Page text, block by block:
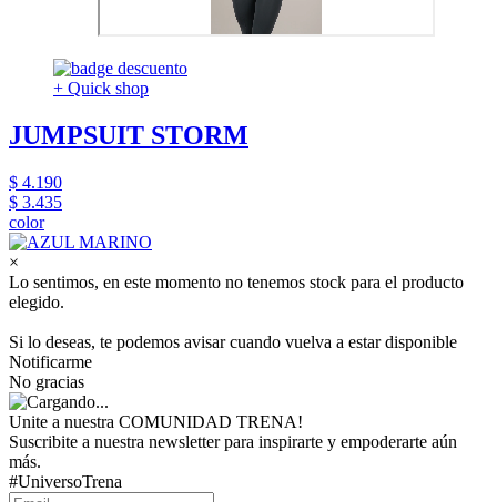
+ Quick shop
JUMPSUIT STORM
$ 4.190
$ 3.435
color
×
Lo sentimos, en este momento no tenemos stock para el producto
elegido.
Si lo deseas, te podemos avisar cuando vuelva a estar disponible
Notificarme
No gracias
Unite a nuestra COMUNIDAD TRENA!
Suscribite a nuestra newsletter para inspirarte y empoderarte aún
más.
#UniversoTrena